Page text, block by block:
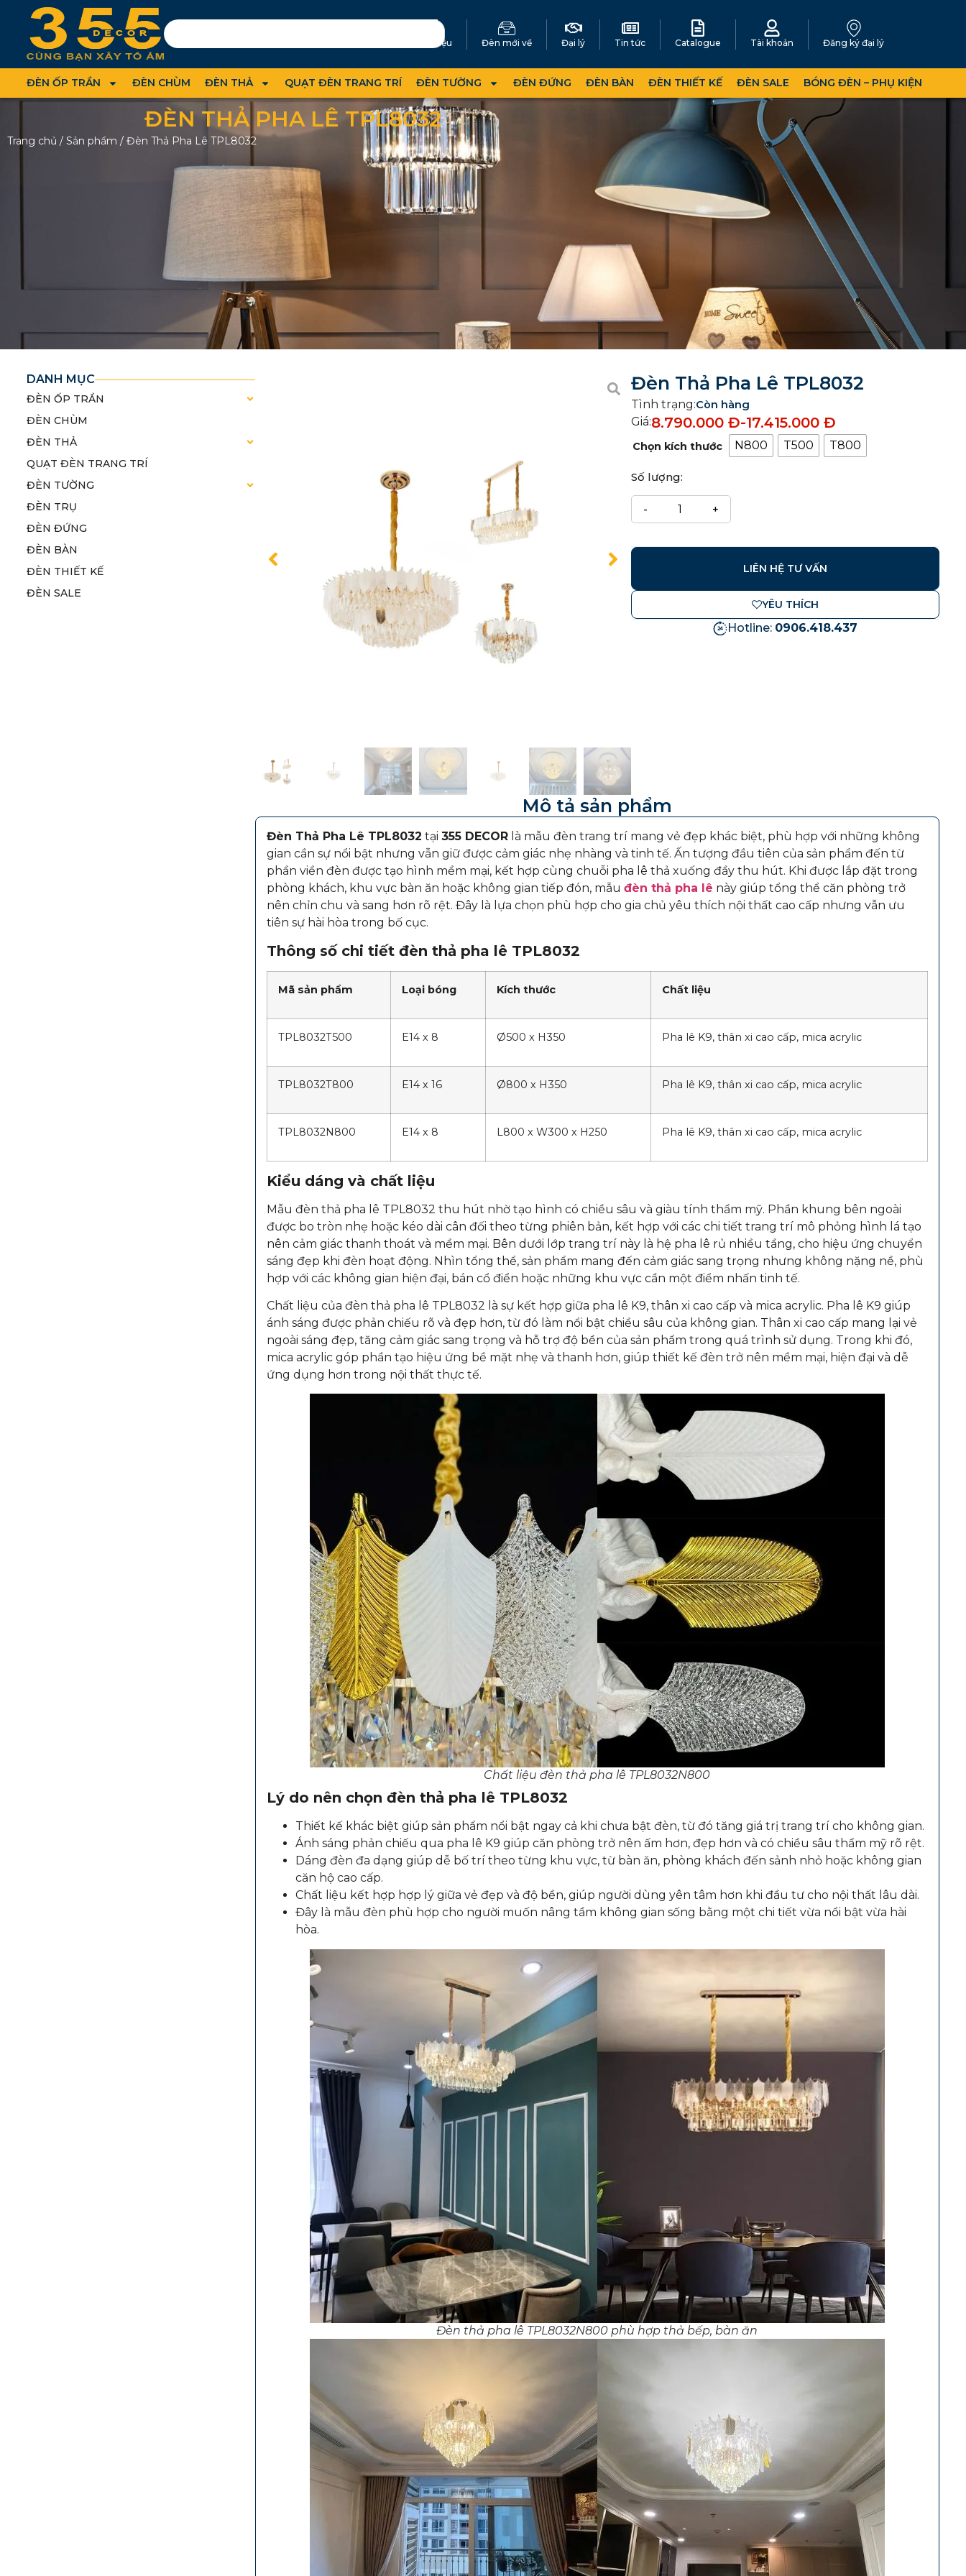
Giới thiệu Đèn mới về Đại lý Tin tức Catalogue Tài khoản Đăng ký đại lý
ĐÈN ỐP TRẦN ĐÈN CHÙM ĐÈN THẢ QUẠT ĐÈN TRANG TRÍ ĐÈN TƯỜNG ĐÈN ĐỨNG ĐÈN BÀN ĐÈN THIẾT KẾ ĐÈN SALE BÓNG ĐÈN – PHỤ KIỆN
ĐÈN THẢ PHA LÊ TPL8032
Trang chủ / Sản phẩm / Đèn Thả Pha Lê TPL8032
DANH MỤC
ĐÈN ỐP TRẦN
ĐÈN CHÙM
ĐÈN THẢ
QUẠT ĐÈN TRANG TRÍ
ĐÈN TƯỜNG
ĐÈN TRỤ
ĐÈN ĐỨNG
ĐÈN BÀN
ĐÈN THIẾT KẾ
ĐÈN SALE
Đèn Thả Pha Lê TPL8032
Tình trạng:Còn hàng
Giá:8.790.000Đ-17.415.000Đ
Chọn kích thước N800 T500 T800
Số lượng:
LIÊN HỆ TƯ VẤN
YÊU THÍCH
Hotline: 0906.418.437
Mô tả sản phẩm
Đèn Thả Pha Lê TPL8032 tại 355 DECORlà mẫu đèn trang trí mang vẻ đẹp khác biệt, phù hợp với những không
gian cần sự nổi bật nhưng vẫn giữ được cảm giác nhẹ nhàng và tinh tế. Ấn tượng đầu tiên của sản phẩm đến từ
phần viền đèn được tạo hình mềm mại, kết hợp cùng chuỗi pha lê thả xuống đầy thu hút. Khi được lắp đặt trong
phòng khách, khu vực bàn ăn hoặc không gian tiếp đón, mẫu đèn thả pha lê này giúp tổng thể căn phòng trở
nên chỉn chu và sang hơn rõ rệt. Đây là lựa chọn phù hợp cho gia chủ yêu thích nội thất cao cấp nhưng vẫn ưu
tiên sự hài hòa trong bố cục.
Thông số chi tiết đèn thả pha lê TPL8032
Mã sản phẩm Loại bóng Kích thước Chất liệu
TPL8032T500 E14 x 8 Ø500 x H350 Pha lê K9, thân xi cao cấp, mica acrylic
TPL8032T800 E14 x 16 Ø800 x H350 Pha lê K9, thân xi cao cấp, mica acrylic
TPL8032N800 E14 x 8 L800 x W300 x H250 Pha lê K9, thân xi cao cấp, mica acrylic
Kiểu dáng và chất liệu
Mẫu đèn thả pha lê TPL8032 thu hút nhờ tạo hình có chiều sâu và giàu tính thẩm mỹ. Phần khung bên ngoài
được bo tròn nhẹ hoặc kéo dài cân đối theo từng phiên bản, kết hợp với các chi tiết trang trí mô phỏng hình lá tạo
nên cảm giác thanh thoát và mềm mại. Bên dưới lớp trang trí này là hệ pha lê rủ nhiều tầng, cho hiệu ứng chuyển
sáng đẹp khi đèn hoạt động. Nhìn tổng thể, sản phẩm mang đến cảm giác sang trọng nhưng không nặng nề, phù
hợp với các không gian hiện đại, bán cổ điển hoặc những khu vực cần một điểm nhấn tinh tế.
Chất liệu của đèn thả pha lê TPL8032 là sự kết hợp giữa pha lê K9, thân xi cao cấp và mica acrylic. Pha lê K9 giúp
ánh sáng được phản chiếu rõ và đẹp hơn, từ đó làm nổi bật chiều sâu của không gian. Thân xi cao cấp mang lại vẻ
ngoài sáng đẹp, tăng cảm giác sang trọng và hỗ trợ độ bền của sản phẩm trong quá trình sử dụng. Trong khi đó,
mica acrylic góp phần tạo hiệu ứng bề mặt nhẹ và thanh hơn, giúp thiết kế đèn trở nên mềm mại, hiện đại và dễ
ứng dụng hơn trong nội thất thực tế.
Chất liệu đèn thả pha lê TPL8032N800
Lý do nên chọn đèn thả pha lê TPL8032
Thiết kế khác biệt giúp sản phẩm nổi bật ngay cả khi chưa bật đèn, từ đó tăng giá trị trang trí cho không gian.
Ánh sáng phản chiếu qua pha lê K9 giúp căn phòng trở nên ấm hơn, đẹp hơn và có chiều sâu thẩm mỹ rõ rệt.
Dáng đèn đa dạng giúp dễ bố trí theo từng khu vực, từ bàn ăn, phòng khách đến sảnh nhỏ hoặc không gian
căn hộ cao cấp.
Chất liệu kết hợp hợp lý giữa vẻ đẹp và độ bền, giúp người dùng yên tâm hơn khi đầu tư cho nội thất lâu dài.
Đây là mẫu đèn phù hợp cho người muốn nâng tầm không gian sống bằng một chi tiết vừa nổi bật vừa hài
hòa.
Đèn thả pha lê TPL8032N800 phù hợp thả bếp, bàn ăn